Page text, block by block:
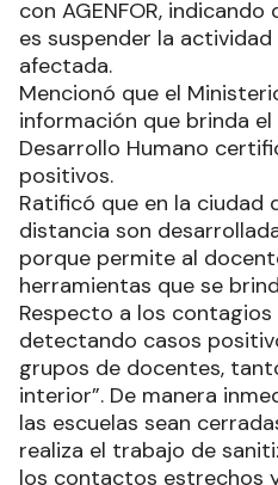
con AGENFOR,
es suspender la
afectada.
Mencionó que el
información que brinda
Desarrollo Humano
positivos.
Ratificó que en la ciudad
distancia son
porque permite al
herramientas que se
Respecto a los
detectando casos
grupos de docentes,
interior”. De manera
las escuelas sean
realiza el trabajo de
los contactos estrechos